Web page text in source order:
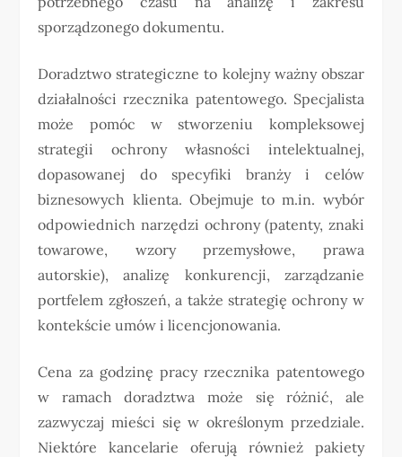
sporządzonego dokumentu.
Doradztwo strategiczne to kolejny ważny obszar
działalności rzecznika patentowego. Specjalista
może pomóc w stworzeniu kompleksowej
strategii ochrony własności intelektualnej,
dopasowanej do specyfiki branży i celów
biznesowych klienta. Obejmuje to m.in. wybór
odpowiednich narzędzi ochrony (patenty, znaki
towarowe, wzory przemysłowe, prawa
autorskie), analizę konkurencji, zarządzanie
portfelem zgłoszeń, a także strategię ochrony w
kontekście umów i licencjonowania.
Cena za godzinę pracy rzecznika patentowego
w ramach doradztwa może się różnić, ale
zazwyczaj mieści się w określonym przedziale.
Niektóre kancelarie oferują również pakiety